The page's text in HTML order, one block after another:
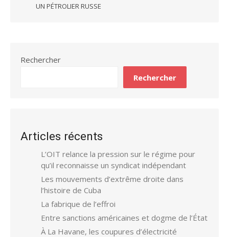
UN PÉTROLIER RUSSE
Rechercher
Rechercher
Articles récents
L’OIT relance la pression sur le régime pour
qu’il reconnaisse un syndicat indépendant
Les mouvements d’extrême droite dans
l’histoire de Cuba
La fabrique de l’effroi
Entre sanctions américaines et dogme de l’État
À La Havane, les coupures d’électricité